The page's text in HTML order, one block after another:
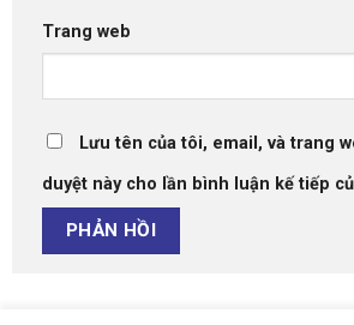
Trang web
Lưu tên của tôi, email, và trang
duyệt này cho lần bình luận kế tiếp